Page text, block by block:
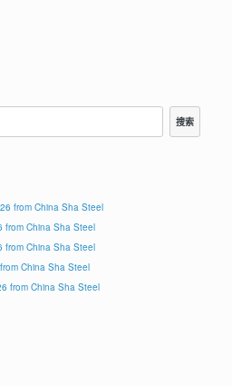
搜索
from China Sha Steel
from China Sha Steel
from China Sha Steel
China Sha Steel
from China Sha Steel